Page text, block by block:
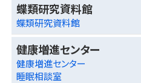
蝶類研究資料館
蝶類研究資料館
健康増進センター
健康増進センター
睡眠相談室